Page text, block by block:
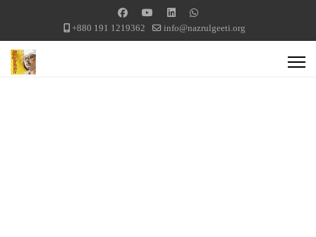
+880 191 1219362 info@nazrulgeeti.org